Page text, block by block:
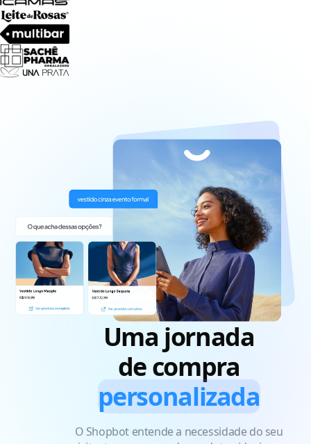
Uma jornada
de compra
personalizada
O Shopbot entende a necessidade do seu